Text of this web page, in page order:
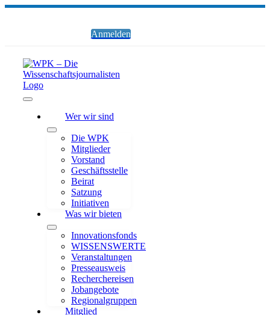
Zum
Anmelden
Navigation
Wer wir sind
Die WPK
Mitglieder
Vorstand
Geschäftsstelle
Beirat
Satzung
Initiativen
Was wir bieten
Innovationsfonds
WISSENSWERTE
Veranstaltungen
Presseausweis
Recherchereisen
Jobangebote
Regionalgruppen
Mitglied